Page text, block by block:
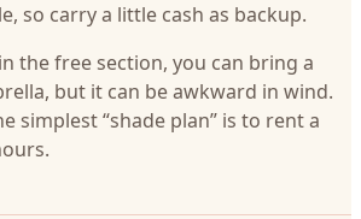
so carry a little cash as backup.
the free section, you can bring a
but it can be awkward in wind.
simplest “shade plan” is to rent a